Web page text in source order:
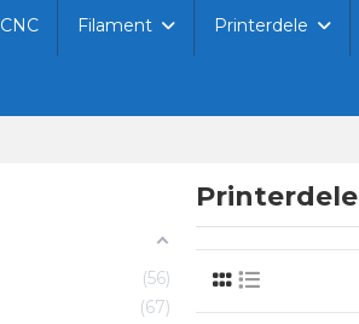
CNC Filament Printerdele
Printerdele
56
67